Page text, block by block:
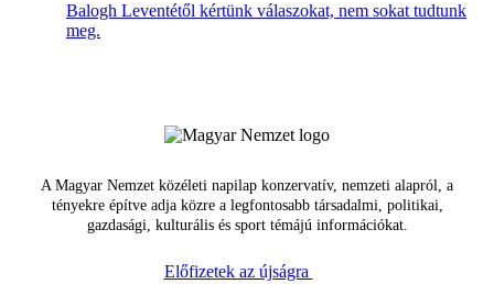
Balogh Leventétől kértünk válaszokat, nem sokat tudtunk
meg.
A Magyar Nemzet közéleti napilap konzervatív, nemzeti alapról, a
tényekre építve adja közre a legfontosabb társadalmi, politikai,
gazdasági, kulturális és sport témájú információkat.
Előfizetek az újságra